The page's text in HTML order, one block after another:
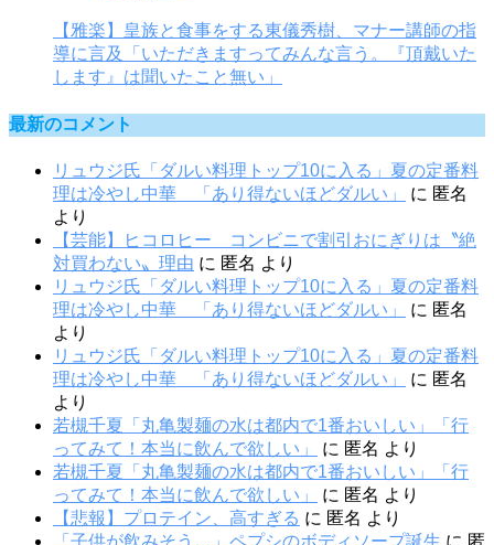
【雅楽】皇族と食事をする東儀秀樹、マナー講師の指
導に言及「いただきますってみんな言う。『頂戴いた
します』は聞いたこと無い」
最新のコメント
リュウジ氏「ダルい料理トップ10に入る」夏の定番料
理は冷やし中華 「あり得ないほどダルい」
に 匿名
より
【芸能】ヒコロヒー コンビニで割引おにぎりは〝絶
対買わない〟理由 に 匿名 より
リュウジ氏「ダルい料理トップ10に入る」夏の定番料
理は冷やし中華 「あり得ないほどダルい」
に 匿名
より
リュウジ氏「ダルい料理トップ10に入る」夏の定番料
理は冷やし中華 「あり得ないほどダルい」
に 匿名
より
若槻千夏「丸亀製麺の水は都内で1番おいしい」「行
ってみて！本当に飲んで欲しい」
に 匿名 より
若槻千夏「丸亀製麺の水は都内で1番おいしい」「行
ってみて！本当に飲んで欲しい」
に 匿名 より
【悲報】プロテイン、高すぎる に 匿名 より
「子供が飲みそう…」ペプシのボディソープ誕生 に 匿